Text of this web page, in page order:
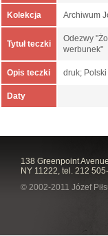
Kolekcja Archiwum
Tytuł teczki
Odezwy
werbunek"
Opis teczki druk; Polski
Daty
138 Greenpoint
NY 11222, tel. 212
© 2002-2011 Józef